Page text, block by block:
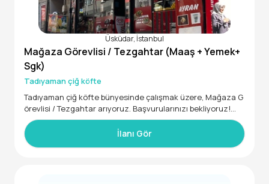
Üsküdar, İstanbul
Mağaza Görevlisi / Tezgahtar (Maaş + Yemek+
Sgk)
Tadıyaman çiğ köfte
Tadıyaman çiğ köfte bünyesinde çalışmak üzere, Mağaza G
örevlisi / Tezgahtar arıyoruz. Başvurularınızı bekliyoruz!
• En az 6 ay deneyimli
• 25 - 32 yaş aralığında
Bayan
İlanı Gör